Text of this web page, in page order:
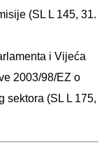
(SL L 145, 31.
i Vijeća
2003/98/EZ o
sektora (SL L 175,